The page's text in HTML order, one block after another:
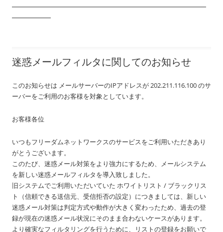
━━━━━━━━━━━━━━━━━━━━━━━━━━━━━━
━━━━━━
迷惑メールフィルタに関してのお知らせ
このお知らせは メールサーバーのIPアドレスが 202.211.116.100 のサ
ーバーをご利用のお客様を対象としています。
お客様各位
いつもフリーダムネットワークスのサービスをご利用いただきあり
がとうございます。
このたび、迷惑メール対策をより強力にするため、メールシステム
を新しい迷惑メールフィルタを導入致しました。
旧システムでご利用いただいていた ホワイトリスト / ブラックリス
ト（信頼できる送信元、受信拒否の設定）につきましては、新しい
迷惑メール対策は判定方式や動作が大きく変わったため、過去の登
録が現在の迷惑メール状況にそのまま合わないケースがあります。
より確実なフィルタリングを行うために、リストの登録をお願いで